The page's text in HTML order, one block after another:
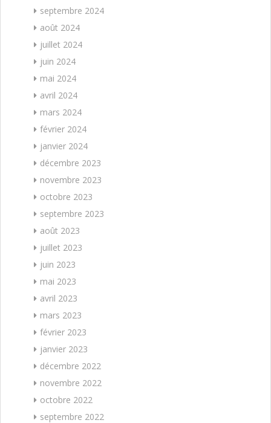
septembre 2024
août 2024
juillet 2024
juin 2024
mai 2024
avril 2024
mars 2024
février 2024
janvier 2024
décembre 2023
novembre 2023
octobre 2023
septembre 2023
août 2023
juillet 2023
juin 2023
mai 2023
avril 2023
mars 2023
février 2023
janvier 2023
décembre 2022
novembre 2022
octobre 2022
septembre 2022